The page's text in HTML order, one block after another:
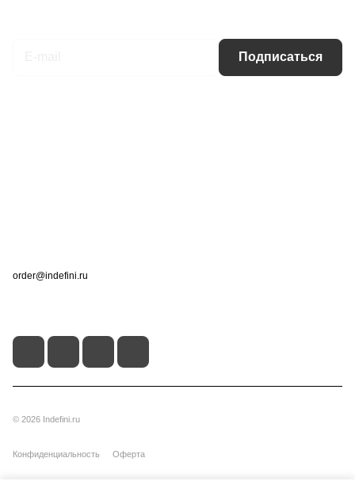
Подписаться
order@indefini.ru
© 2026 Indefini.ru
Конфиденциальность Оферта